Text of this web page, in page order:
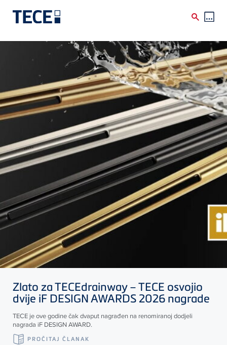
Skip to main content
Zlato zaTECEdrainway –TECE osvojio
dvije iF DESIGN AWARDS 2026 nagrade
TECE je ove godine čak dvaput nagrađen na renomiranoj dodjeli
nagrada iF DESIGN AWARD.
PROČITAJ ČLANAK